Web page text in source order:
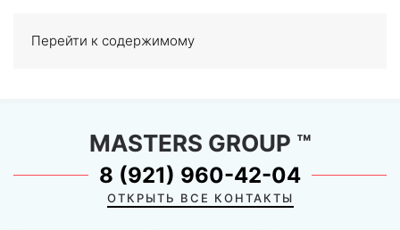
Перейти к содержимому
0
MASTERS GROUP ™
8 (921) 960-42-04
ОТКРЫТЬ ВСЕ КОНТАКТЫ